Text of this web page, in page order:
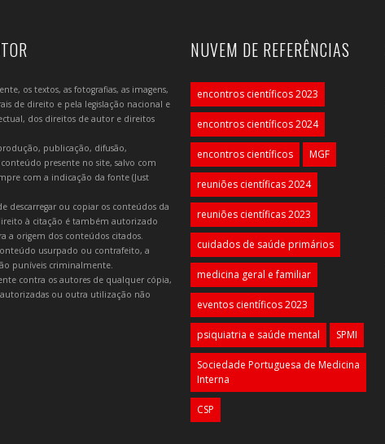
os textos, as fotografias, as imagens,
de direito e pela legislação nacional e
dos direitos de autor e direitos
publicação, difusão,
presente no site, salvo com
com a indicação da fonte (Just
ou copiar os conteúdos da
à citação é também autorizado
a origem dos conteúdos citados.
usurpado ou contrafeito, a
puníveis criminalmente.
contra os autores de qualquer cópia,
ou outra utilização não
NUVEM DE REFERÊNCIAS
encontros científicos 2023
encontros científicos 2024
encontros científicos MGF
reuniões científicas 2024
reuniões científicas 2023
cuidados de saúde primários
medicina geral e familiar
eventos científicos 2023
psiquiatria e saúde mental SPMI
Sociedade Portuguesa de Medicina
Interna
CSP